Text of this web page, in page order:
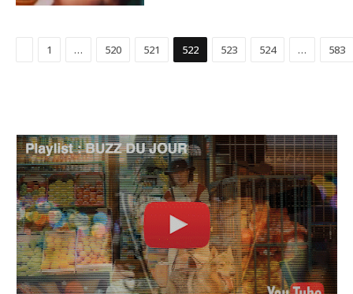
Précédent
1 … 520 521 522 523 524 … 583